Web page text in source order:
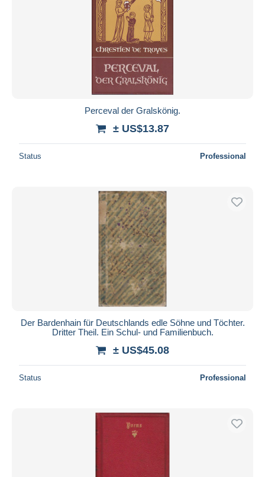
Perceval der Gralskönig.
± US$13.87
Status Professional
Der Bardenhain für Deutschlands edle Söhne und Töchter.
Dritter Theil. Ein Schul- und Familienbuch.
± US$45.08
Status Professional